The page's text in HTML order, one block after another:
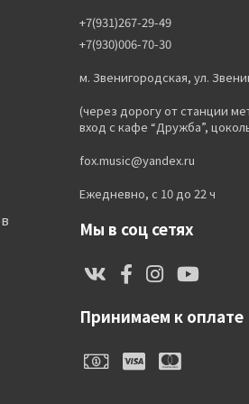
+7(931)267-29-49
+7(930)006-70-30
м. Звенигородская, ул.
(через дорогу от станции
вход с кафе “Дружба”,
fox.music@yandex.ru
Ежедневно, с 10 до 22 ч
Мы в соц сетях
Принимаем к оплате